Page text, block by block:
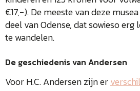
€17,-). De meeste van deze
deel van Odense, dat sowieso
te wandelen.
De geschiedenis van Andersen
Voor H.C. Andersen zijn er